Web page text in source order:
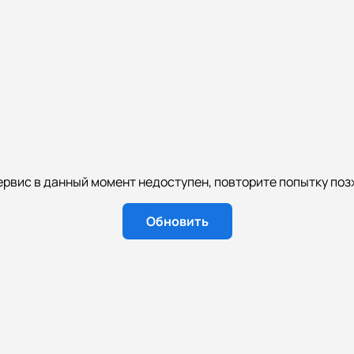
в данный момент недоступен, повторите попытку
Обновить